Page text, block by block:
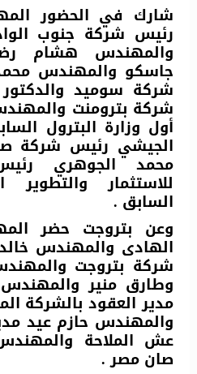
شارك في الحضور
رئيس شركة جنوب
والمهندس هشام
جاسكو والمهندس
شركة سوميد
شركة بترومنت
أول وزارة البترول
الجيشي رئيس شركة
محمد الجوهري
للاستثمار والتطوير
السابق .
وعن بتروجت حضر
الهادى والمهندس
شركة بتروجت
وطارق منير والمهندس
مدير العقود بالشركة
والمهندس حازم عيد
عش الملاحة
صان مصر .